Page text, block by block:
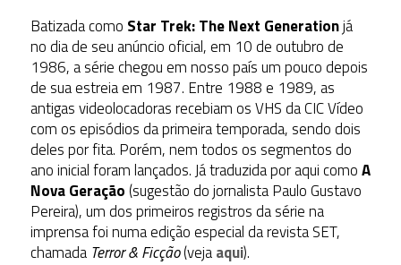
Batizada como Star Trek: The Next Generationjá
no dia de seu anúncio oficial, em 10 de outubro de
1986, a série chegou em nosso país um pouco depois
de sua estreia em 1987. Entre 1988 e 1989, as
antigas videolocadoras recebiam os VHS da CIC Vídeo
com os episódios da primeira temporada, sendo dois
deles por fita. Porém, nem todos os segmentos do
ano inicial foram lançados. Já traduzida por aqui comoA
Nova Geração (sugestão do jornalista Paulo Gustavo
Pereira), um dos primeiros registros da série na
imprensa foi numa edição especial da revista SET,
chamada Terror & Ficção(vejaaqui).